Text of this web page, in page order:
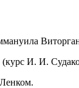
И. И.